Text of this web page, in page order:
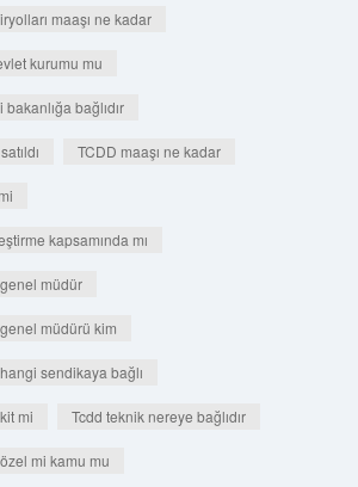
maaşı ne kadar
kurumu mu
bağlıdır
TCDD maaşı ne kadar
kapsamında mı
müdür
müdürü kim
sendikaya bağlı
mi Tcdd teknik nereye bağlıdır
mi kamu mu